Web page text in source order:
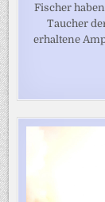
Fischer
Taucher
erhaltene